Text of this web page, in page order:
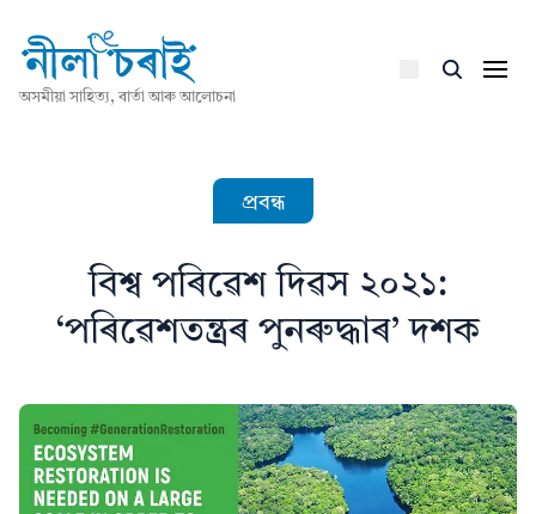
অসমীয়া সাহিত্য, বাৰ্তা আৰু আলোচনা
প্ৰবন্ধ
বিশ্ব পৰিৱেশ দিৱস ২০২১:
‘পৰিৱেশতন্ত্ৰৰ পুনৰুদ্ধাৰ’ দশক